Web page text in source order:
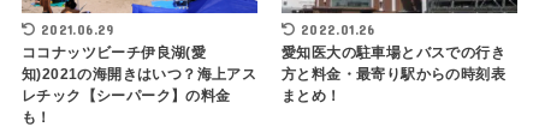
2021.06.29
ココナッツビーチ伊良湖(愛
知)2021の海開きはいつ？海上アス
レチック【シーパーク】の料金
も！
2022.01.26
愛知医大の駐車場とバスでの行き
方と料金・最寄り駅からの時刻表
まとめ！